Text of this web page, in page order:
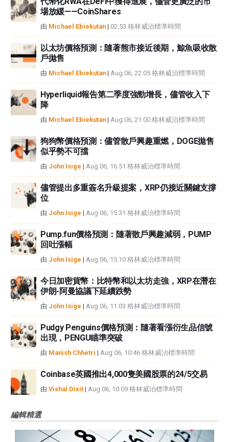
場放緩——CoinShares
由 Michael Ebiekutan | 02:53 格林威治標準時間
以太坊價格預測：隨著熊市接近後期，鯨魚吸收散
戶拋售​
由 Michael Ebiekutan | Aug 06, 22:05 格林威治標準時間
Hyperliquid報告第二季度強勁增長，儘管收入下
降
由 Michael Ebiekutan | Aug 06, 21:00 格林威治標準時間
狗狗幣價格預測：儘管散戶興趣重燃，DOGE拋售
似乎勢不可擋
由 John Isige | Aug 06, 16:51 格林威治標準時間
儘管提出多重簽名升級提案，XRP仍接近關鍵支撐
位
由 John Isige | Aug 06, 15:31 格林威治標準時間
Pump.fun價格預測：隨著散戶興趣減弱，PUMP
回吐漲幅
由 John Isige | Aug 06, 15:10 格林威治標準時間
今日加密貨幣：比特幣和以太坊走強，XRP在潛在
伊朗-阿曼協議下延續跌勢
由 John Isige | Aug 06, 11:03 格林威治標準時間
Pudgy Penguins價格預測：隨著看漲衍生品信號
出現，PENGU瞄準突破
由 Manish Chhetri | Aug 06, 10:46 格林威治標準時間
Coinbase英國推出4,000隻美國股票的24/5交易
由 Vishal Dixit | Aug 06, 10:09 格林威治標準時間
編輯精選